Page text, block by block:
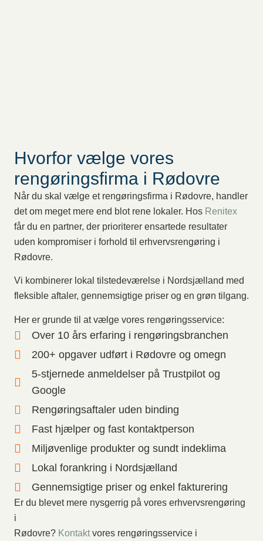
Hvorfor vælge vores
rengøringsfirma i Rødovre
Når du skal vælge et rengøringsfirma i Rødovre, handler
det om meget mere end blot rene lokaler. Hos Renitex
får du en partner, der prioriterer ensartede resultater
uden kompromiser i forhold til erhvervsrengøring i
Rødovre.
Vi kombinerer lokal tilstedeværelse i Nordsjælland med
fleksible aftaler, gennemsigtige priser og en grøn tilgang.
Her er grunde til at vælge vores rengøringsservice:
Over 10 års erfaring i rengøringsbranchen
200+ opgaver udført i Rødovre og omegn
5-stjernede anmeldelser på Trustpilot og
Google
Rengøringsaftaler uden binding
Fast hjælper og fast kontaktperson
Miljøvenlige produkter og sundt indeklima
Lokal forankring i Nordsjælland
Gennemsigtige priser og enkel fakturering
Er du blevet mere nysgerrig på vores erhvervsrengøring
i
Rødovre? Kontaktvores rengøringsservice i